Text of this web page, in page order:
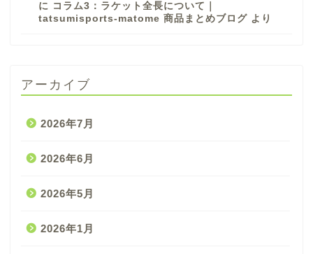
に コラム3：ラケット全長について｜
tatsumisports-matome 商品まとめブログ より
アーカイブ
2026年7月
2026年6月
2026年5月
2026年1月